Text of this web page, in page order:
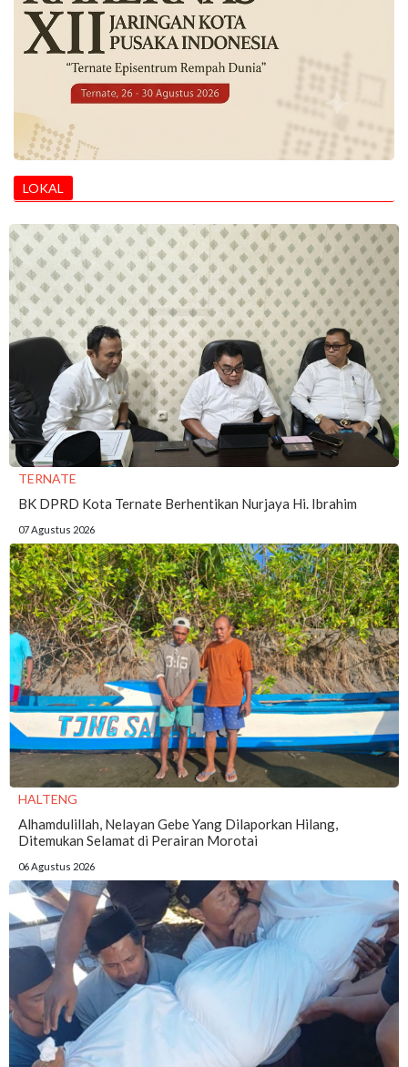
LOKAL
TERNATE
BK DPRD Kota Ternate Berhentikan Nurjaya Hi. Ibrahim
07 Agustus 2026
HALTENG
Alhamdulillah, Nelayan Gebe Yang Dilaporkan Hilang,
Ditemukan Selamat di Perairan Morotai
06 Agustus 2026